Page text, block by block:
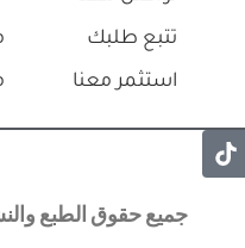
تتبع طلبك
استثمر معنا
جميع حقوق الطبع